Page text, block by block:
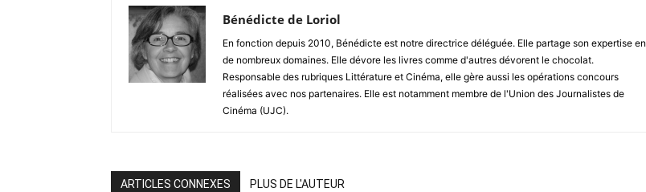
Bénédicte de Loriol
En fonction depuis 2010, Bénédicte est notre directrice déléguée. Elle partage son expertise en
de nombreux domaines. Elle dévore les livres comme d'autres dévorent le chocolat.
Responsable des rubriques Littérature et Cinéma, elle gère aussi les opérations concours
réalisées avec nos partenaires. Elle est notamment membre de l'Union des Journalistes de
Cinéma (UJC).
ARTICLES CONNEXES PLUS DE L'AUTEUR